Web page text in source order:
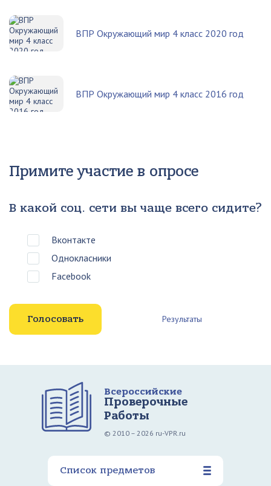
ВПР Окружающий мир 4 класс 2020 год
ВПР Окружающий мир 4 класс 2016 год
Примите участие в опросе
В какой соц. сети вы чаще всего сидите?
Вконтакте
Однокласники
Facebook
Результаты
Всероссийские
Проверочные
Работы
© 2010 – 2026 ru-VPR.ru
Список предметов